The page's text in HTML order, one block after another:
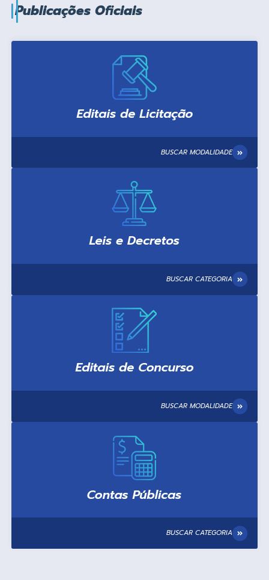
Publicações Oficiais
BUSCAR MODALIDADE
BUSCAR CATEGORIA
BUSCAR MODALIDADE
BUSCAR CATEGORIA